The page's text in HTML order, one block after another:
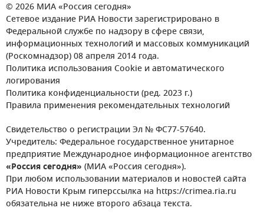
© 2026 МИА «Россия сегодня»
Сетевое издание РИА Новости зарегистрировано в
Федеральной службе по надзору в сфере связи,
информационных технологий и массовых коммуникаций
(Роскомнадзор) 08 апреля 2014 года.
Политика использования Cookie и автоматического
логирования
Политика конфиденциальности (ред. 2023 г.)
Правила применения рекомендательных технологий
Свидетельство о регистрации Эл № ФС77-57640.
Учредитель: Федеральное государственное унитарное
предприятие Международное информационное агентство
«Россия сегодня» (МИА «Россия сегодня»).
При любом использовании материалов и новостей сайта
РИА Новости Крым гиперссылка на https://crimea.ria.ru
обязательна не ниже второго абзаца текста.